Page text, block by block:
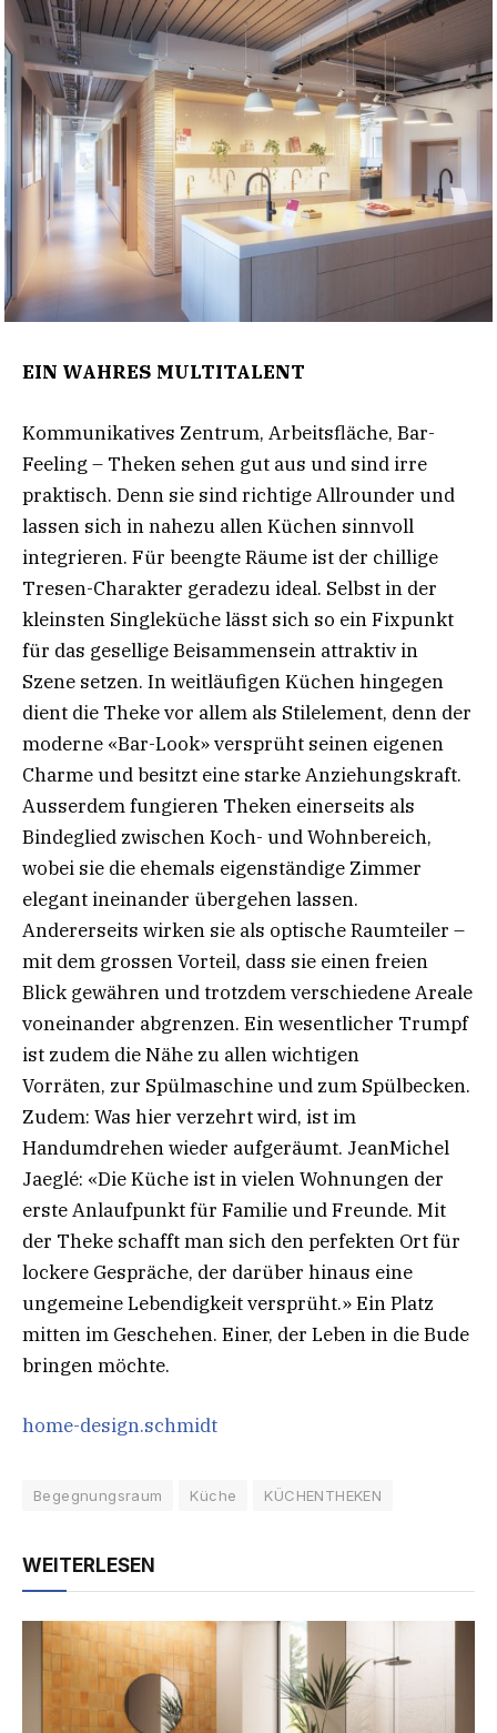
EIN WAHRES MULTITALENT
Kommunikatives Zentrum, Arbeitsfläche, Bar-
Feeling – Theken sehen gut aus und sind irre
praktisch. Denn sie sind richtige Allrounder und
lassen sich in nahezu allen Küchen sinnvoll
integrieren. Für beengte Räume ist der chillige
Tresen-Charakter geradezu ideal. Selbst in der
kleinsten Singleküche lässt sich so ein Fixpunkt
für das gesellige Beisammensein attraktiv in
Szene setzen. In weitläufigen Küchen hingegen
dient die Theke vor allem als Stilelement, denn der
moderne «Bar-Look» versprüht seinen eigenen
Charme und besitzt eine starke Anziehungskraft.
Ausserdem fungieren Theken einerseits als
Bindeglied zwischen Koch- und Wohnbereich,
wobei sie die ehemals eigenständige Zimmer
elegant ineinander übergehen lassen.
Andererseits wirken sie als optische Raumteiler –
mit dem grossen Vorteil, dass sie einen freien
Blick gewähren und trotzdem verschiedene Areale
voneinander abgrenzen. Ein wesentlicher Trumpf
ist zudem die Nähe zu allen wichtigen
Vorräten, zur Spülmaschine und zum Spülbecken.
Zudem: Was hier verzehrt wird, ist im
Handumdrehen wieder aufgeräumt. JeanMichel
Jaeglé: «Die Küche ist in vielen Wohnungen der
erste Anlaufpunkt für Familie und Freunde. Mit
der Theke schafft man sich den perfekten Ort für
lockere Gespräche, der darüber hinaus eine
ungemeine Lebendigkeit versprüht.» Ein Platz
mitten im Geschehen. Einer, der Leben in die Bude
bringen möchte.
home-design.schmidt
Begegnungsraum Küche KÜCHENTHEKEN
WEITERLESEN